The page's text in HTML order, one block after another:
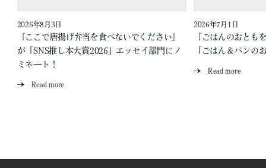
2026年8月3日
『ここで唐揚げ弁当を食べないでください』
が「SNS推し本大賞2026」エッセイ部門にノ
ミネート！
Read more
2026年7月1日
『ごはんのおとも
「ごはん＆パンの
Read more